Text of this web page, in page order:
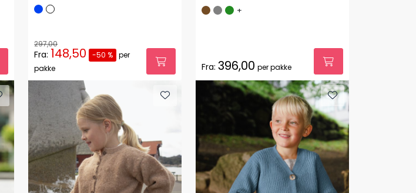
297,00
Fra: 148,50 -50 % per
pakke
+
Fra: 396,00 per pakke